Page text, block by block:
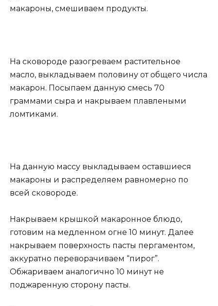
макароны, смешиваем продукты.
На сковороде разогреваем растительное
масло, выкладываем половину от общего числа
макарон. Посыпаем данную смесь 70
граммами сыра и накрываем плавлеными
ломтиками.
На данную массу выкладываем оставшиеся
макароны и распределяем равномерно по
всей сковороде.
Накрываем крышкой макаронное блюдо,
готовим на медленном огне 10 минут. Далее
накрываем поверхность пасты пергаментом,
аккуратно переворачиваем “пирог”.
Обжариваем аналогично 10 минут не
поджаренную сторону пасты.